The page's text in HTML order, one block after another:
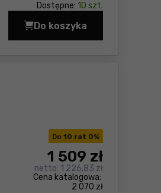
Dostępne: 10 szt.
Do koszyka
Odkurzacz
Do 10 rat 0%
Cena katalogowa:
2 070 zł
1 509 zł
netto: 1 226,83 zł